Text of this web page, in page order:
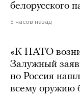
белорусского
5 часов назад
«К НАТО
Залужный
но Россия
всему оружию